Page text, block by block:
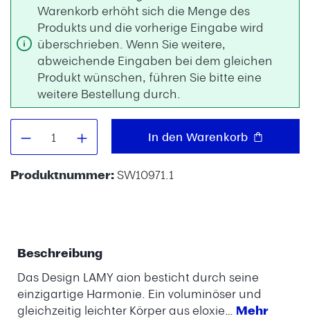
Warenkorb erhöht sich die Menge des
Produkts und die vorherige Eingabe wird
überschrieben. Wenn Sie weitere,
abweichende Eingaben bei dem gleichen
Produkt wünschen, führen Sie bitte eine
weitere Bestellung durch.
Produkt Anzahl: Gib denIn den Warenkorb
Produktnummer:SW10971.1
Beschreibung
Das Design LAMY aion besticht durch seine
einzigartige Harmonie. Ein voluminöser und
gleichzeitig leichter Körper aus eloxie… Mehr